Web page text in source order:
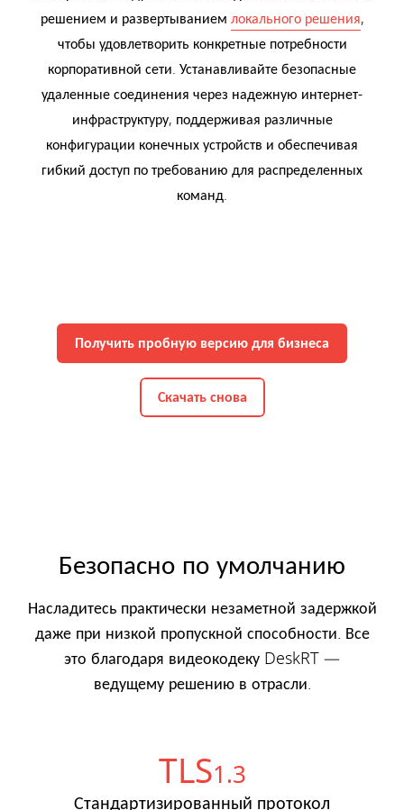
решением и развертыванием локального решения,
чтобы удовлетворить конкретные потребности
корпоративной сети. Устанавливайте безопасные
удаленные соединения через надежную интернет-
инфраструктуру, поддерживая различные
конфигурации конечных устройств и обеспечивая
гибкий доступ по требованию для распределенных
команд.
Получить пробную версию для бизнеса
Скачать снова
Безопасно по умолчанию
Насладитесь практически незаметной задержкой
даже при низкой пропускной способности. Все
это благодаря видеокодеку DeskRT —
ведущему решению в отрасли.
TLS1.3
Стандартизированный протокол